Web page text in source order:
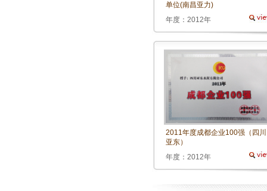
单位(南昌亚力)
年度：2012年
2011年度成都企业100强（四川
亚东）
年度：2012年